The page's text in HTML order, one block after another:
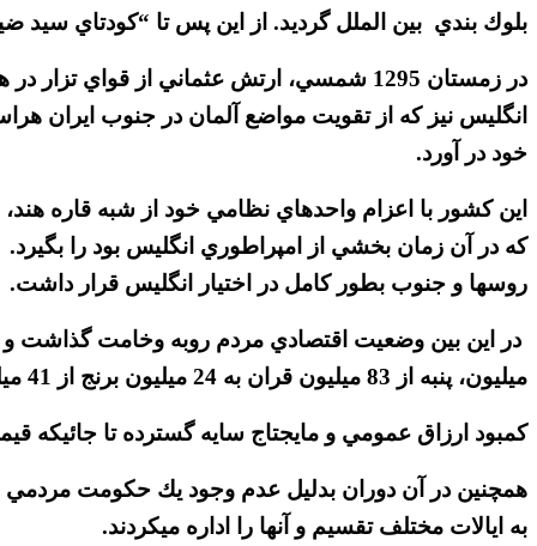
بلوك بندي بين الملل گرديد. از اين پس تا “كودتاي سيد
در زمستان 1295 شمسي، ارتش عثماني از
انگليس نيز كه از تقويت مواضع آلمان در جنوب ايران
خود در آورد.
اين كشور با اعزام واحدهاي نظامي خود از شبه قاره
كه در آن زمان بخشي از امپراطوري انگليس بود را
روسها و جنوب بطور كامل در اختيار انگليس قرار داشت.
ميليون، پنبه از 83 ميليون قران به 24 ميليون برنج از 41 ميليون قران به 24 ميليون“ كاهش يافته بود.
كمبود ارزاق عمومي و مايجتاج سايه گسترده تا جائيكه قيمت نان 12 تا 15 برابر افزايش
همچنين در آن دوران بدليل عدم وجود يك حكومت مردمي و
به ايالات مختلف تقسيم و آنها را اداره ميكردند.